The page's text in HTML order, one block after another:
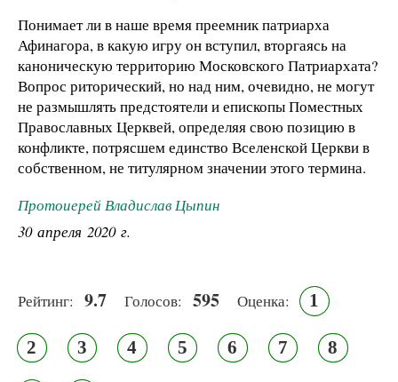
Понимает ли в наше время преемник патриарха
Афинагора, в какую игру он вступил, вторгаясь на
каноническую территорию Московского Патриархата?
Вопрос риторический, но над ним, очевидно, не могут
не размышлять предстоятели и епископы Поместных
Православных Церквей, определяя свою позицию в
конфликте, потрясшем единство Вселенской Церкви в
собственном, не титулярном значении этого термина.
Протоиерей Владислав Цыпин
30 апреля 2020 г.
Рейтинг: 9.7 Голосов: 595 Оценка: 1
2 3 4 5 6 7 8